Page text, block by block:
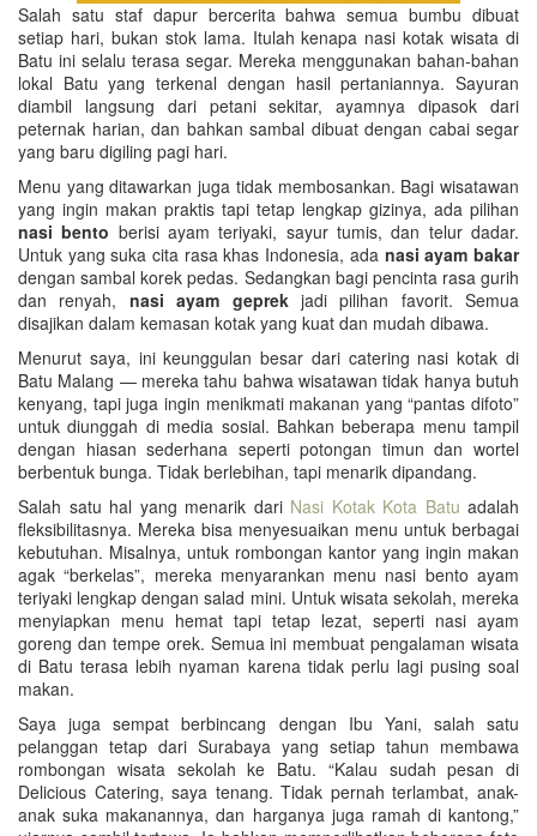
Salah satu staf dapur bercerita bahwa semua bumbu dibuat
setiap hari, bukan stok lama. Itulah kenapa nasi kotak wisata di
Batu ini selalu terasa segar. Mereka menggunakan bahan-bahan
lokal Batu yang terkenal dengan hasil pertaniannya. Sayuran
diambil langsung dari petani sekitar, ayamnya dipasok dari
peternak harian, dan bahkan sambal dibuat dengan cabai segar
yang baru digiling pagi hari.
Menu yang ditawarkan juga tidak membosankan. Bagi wisatawan
yang ingin makan praktis tapi tetap lengkap gizinya, ada pilihan
nasi bento berisi ayam teriyaki, sayur tumis, dan telur dadar.
Untuk yang suka cita rasa khas Indonesia, ada nasi ayam bakar
dengan sambal korek pedas. Sedangkan bagi pencinta rasa gurih
dan renyah, nasi ayam geprekjadi pilihan favorit. Semua
disajikan dalam kemasan kotak yang kuat dan mudah dibawa.
Menurut saya, ini keunggulan besar dari catering nasi kotak di
Batu Malang — mereka tahu bahwa wisatawan tidak hanya butuh
kenyang, tapi juga ingin menikmati makanan yang “pantas difoto”
untuk diunggah di media sosial. Bahkan beberapa menu tampil
dengan hiasan sederhana seperti potongan timun dan wortel
berbentuk bunga. Tidak berlebihan, tapi menarik dipandang.
Salah satu hal yang menarik dari Nasi Kotak Kota Batu adalah
fleksibilitasnya. Mereka bisa menyesuaikan menu untuk berbagai
kebutuhan. Misalnya, untuk rombongan kantor yang ingin makan
agak “berkelas”, mereka menyarankan menu nasi bento ayam
teriyaki lengkap dengan salad mini. Untuk wisata sekolah, mereka
menyiapkan menu hemat tapi tetap lezat, seperti nasi ayam
goreng dan tempe orek. Semua ini membuat pengalaman wisata
di Batu terasa lebih nyaman karena tidak perlu lagi pusing soal
makan.
Saya juga sempat berbincang dengan Ibu Yani, salah satu
pelanggan tetap dari Surabaya yang setiap tahun membawa
rombongan wisata sekolah ke Batu. “Kalau sudah pesan di
Delicious Catering, saya tenang. Tidak pernah terlambat, anak-
anak suka makanannya, dan harganya juga ramah di kantong,”